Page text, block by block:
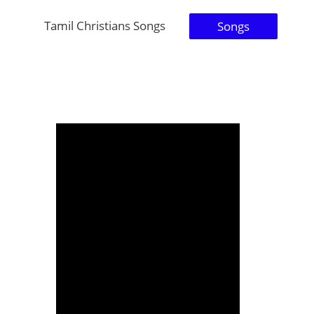
Tamil Christians Songs Songs